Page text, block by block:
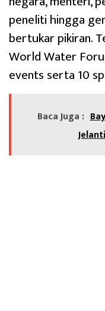
peneliti hingga
bertukar pikiran.
World Water
events serta 10
Baca Juga :